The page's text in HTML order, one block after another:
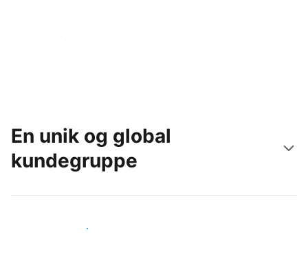
Kom i gang i dag
En unik og global
kundegruppe
Nå ut til nye gjester i dag